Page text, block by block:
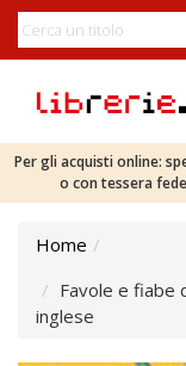
Per gli acquisti online:
o con tessera
Home
Favole e fiabe
inglese